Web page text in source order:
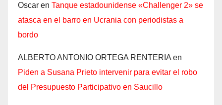
Oscar en Tanque estadounidense «Challenger 2» se
atasca en el barro en Ucrania con periodistas a
bordo
ALBERTO ANTONIO ORTEGA RENTERIA en
Piden a Susana Prieto intervenir para evitar el robo
del Presupuesto Participativo en Saucillo